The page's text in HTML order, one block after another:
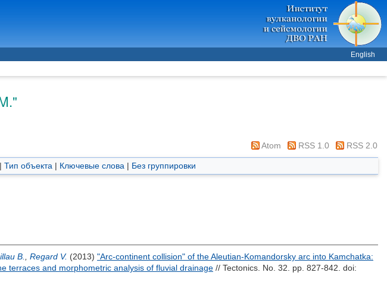
English
"
Atom RSS 1.0 RSS 2.0
| Тип объекта | Ключевые слова | Без группировки
B. Regard V. (2013) "Arc-continent collision" of the Aleutian-Komandorsky arc into Kamchatka:
terraces and morphometric analysis of fluvial drainage // Tectonics. No. 32. pp. 827-842. doi: